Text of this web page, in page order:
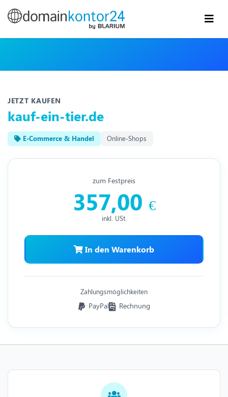
JETZT KAUFEN
kauf-ein-tier.de
E-Commerce & Handel Online-Shops
zum Festpreis
357,00 €
inkl. USt.
In den Warenkorb
Zahlungsmöglichkeiten
PayPal Rechnung